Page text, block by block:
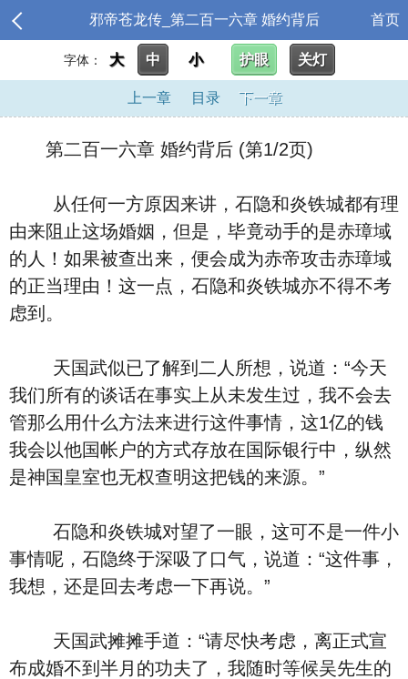
邪帝苍龙传_第二百一六章 婚约背后 首页
字体： 大 中 小 护眼 关灯
上一章 目录 下一章
第二百一六章 婚约背后 (第1/2页)
从任何一方原因来讲，石隐和炎铁城都有理
由来阻止这场婚姻，但是，毕竟动手的是赤璋域
的人！如果被查出来，便会成为赤帝攻击赤璋域
的正当理由！这一点，石隐和炎铁城亦不得不考
虑到。
天国武似已了解到二人所想，说道：“今天
我们所有的谈话在事实上从未发生过，我不会去
管那么用什么方法来进行这件事情，这1亿的钱
我会以他国帐户的方式存放在国际银行中，纵然
是神国皇室也无权查明这把钱的来源。”
石隐和炎铁城对望了一眼，这可不是一件小
事情呢，石隐终于深吸了口气，说道：“这件事，
我想，还是回去考虑一下再说。”
天国武摊摊手道：“请尽快考虑，离正式宣
布成婚不到半月的功夫了，我随时等候吴先生的